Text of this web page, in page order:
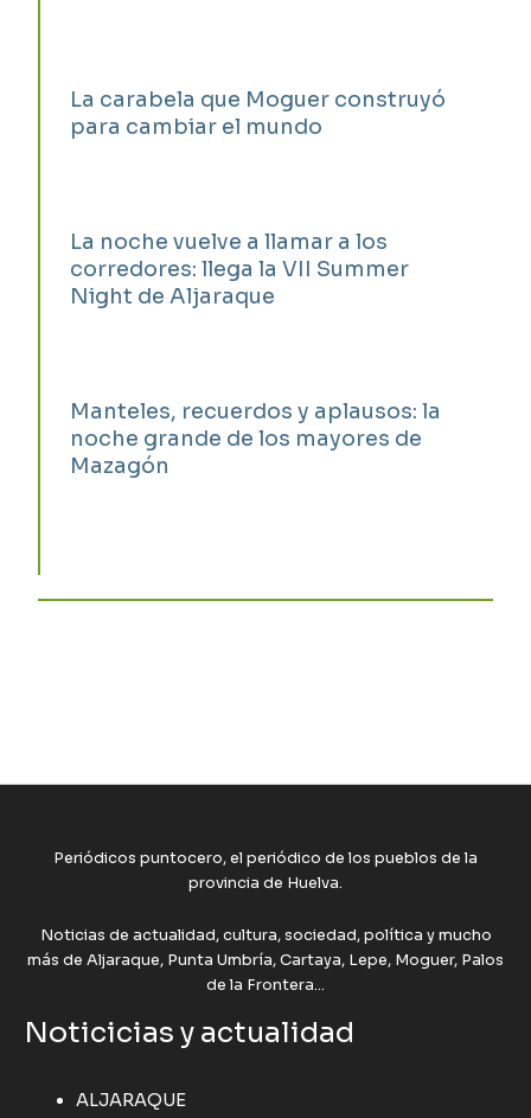
La carabela que Moguer construyó
para cambiar el mundo
La noche vuelve a llamar a los
corredores: llega la VII Summer
Night de Aljaraque
Manteles, recuerdos y aplausos: la
noche grande de los mayores de
Mazagón
Periódicos puntocero, el periódico de los pueblos de la
provincia de Huelva.
Noticias de actualidad, cultura, sociedad, política y mucho
más de Aljaraque, Punta Umbría, Cartaya, Lepe, Moguer, Palos
de la Frontera...
Noticicias y actualidad
ALJARAQUE